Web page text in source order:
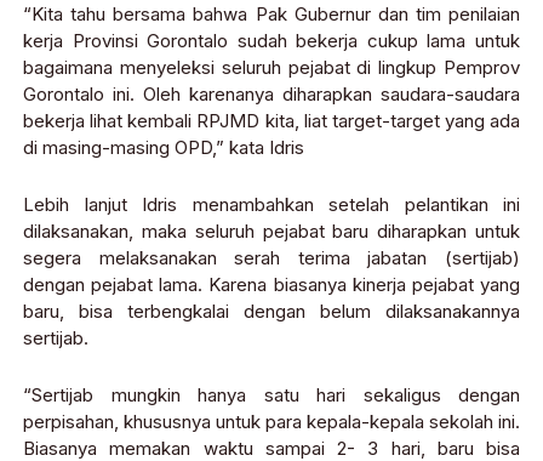
“Kita tahu bersama bahwa Pak Gubernur dan tim penilaian
kerja Provinsi Gorontalo sudah bekerja cukup lama untuk
bagaimana menyeleksi seluruh pejabat di lingkup Pemprov
Gorontalo ini. Oleh karenanya diharapkan saudara-saudara
bekerja lihat kembali RPJMD kita, liat target-target yang ada
di masing-masing OPD,” kata Idris
Lebih lanjut Idris menambahkan setelah pelantikan ini
dilaksanakan, maka seluruh pejabat baru diharapkan untuk
segera melaksanakan serah terima jabatan (sertijab)
dengan pejabat lama. Karena biasanya kinerja pejabat yang
baru, bisa terbengkalai dengan belum dilaksanakannya
sertijab.
“Sertijab mungkin hanya satu hari sekaligus dengan
perpisahan, khususnya untuk para kepala-kepala sekolah ini.
Biasanya memakan waktu sampai 2- 3 hari, baru bisa